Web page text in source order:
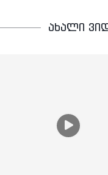
ახალი